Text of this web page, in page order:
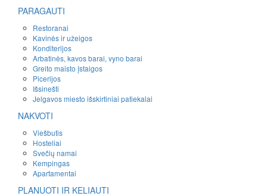
PARAGAUTI
Restoranai
Kavinės ir užeigos
Konditerijos
Arbatinės, kavos barai, vyno barai
Greito maisto įstaigos
Picerijos
Išsinešti
Jelgavos miesto išskirtiniai patiekalai
NAKVOTI
Viešbutis
Hosteliai
Svečių namai
Kempingas
Apartamentai
PLANUOTI IR KELIAUTI